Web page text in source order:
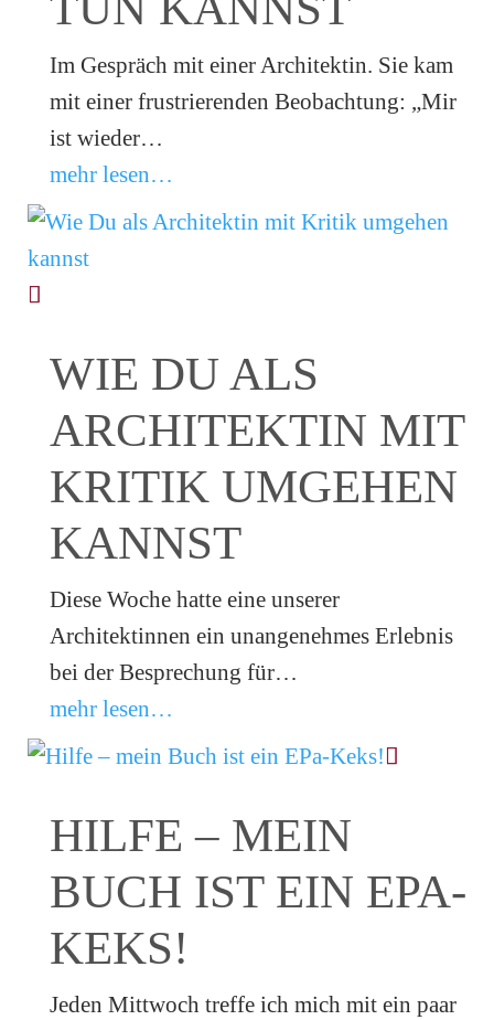
Im Gespräch mit einer Architektin. Sie kam
mit einer frustrierenden Beobachtung: „Mir
ist wieder…
mehr lesen…
WIE DU ALS
ARCHITEKTIN MIT
KRITIK UMGEHEN
KANNST
Diese Woche hatte eine unserer
Architektinnen ein unangenehmes Erlebnis
bei der Besprechung für…
mehr lesen…
HILFE – MEIN
BUCH IST EIN EPA-
KEKS!
Jeden Mittwoch treffe ich mich mit ein paar